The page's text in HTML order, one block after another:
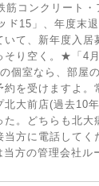
筋コンクリート
ド15」、年度末
いて、新年度入居
そり空く。★「4
個室なら、部屋
約を受けますよ。
北大前店(過去10
た。どちらも北大
当方に電話してく
方の管理会社ル